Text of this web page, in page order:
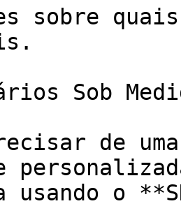
sobre
Sob
de
usando o